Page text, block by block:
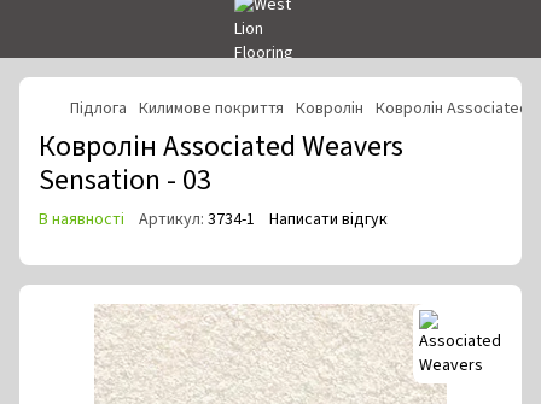
Підлога Килимове покриття Ковролін Ковролін Associated
Ковролін Associated Weavers
Sensation - 03
В наявності Артикул: 3734-1 Написати відгук